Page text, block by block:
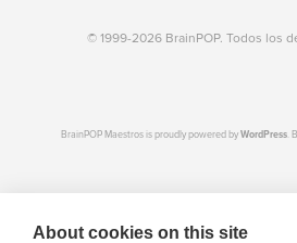
© 1999-2026 BrainPOP. Todos los
BrainPOP Maestros is proudly powered byWordPress.
About cookies on this site